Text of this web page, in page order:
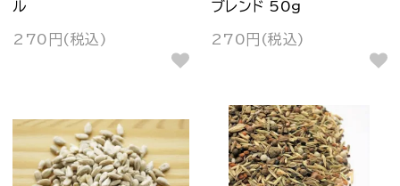
ル
270円(税込)
ブレンド 50g
270円(税込)